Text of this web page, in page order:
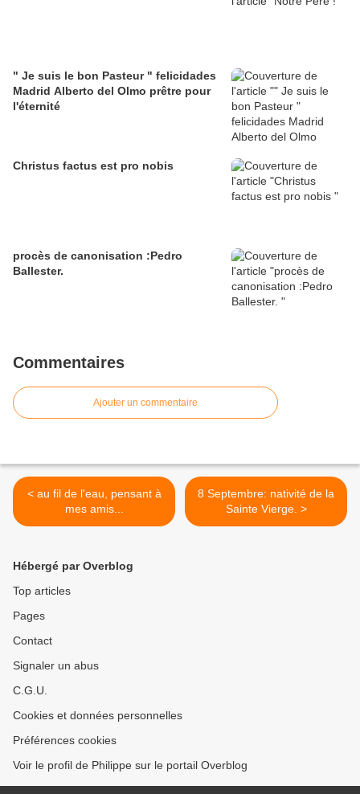
" Je suis le bon Pasteur " felicidades
Madrid Alberto del Olmo prêtre pour
l'éternité
Christus factus est pro nobis
procès de canonisation :Pedro
Ballester.
Commentaires
Ajouter un commentaire
< au fil de l'eau, pensant à
mes amis...
8 Septembre: nativité de la
Sainte Vierge. >
Hébergé par Overblog
Top articles
Pages
Contact
Signaler un abus
C.G.U.
Cookies et données personnelles
Préférences cookies
Voir le profil de Philippe sur le portail Overblog